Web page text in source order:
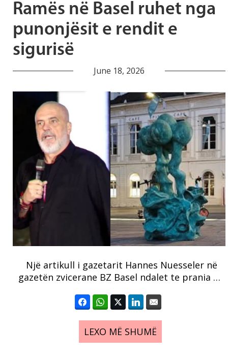
Ramës në Basel ruhet nga
punonjësit e rendit e
sigurisë
June 18, 2026
Një artikull i gazetarit Hannes Nuesseler në
gazetën zvicerane BZ Basel ndalet te prania …
LEXO MË SHUMË